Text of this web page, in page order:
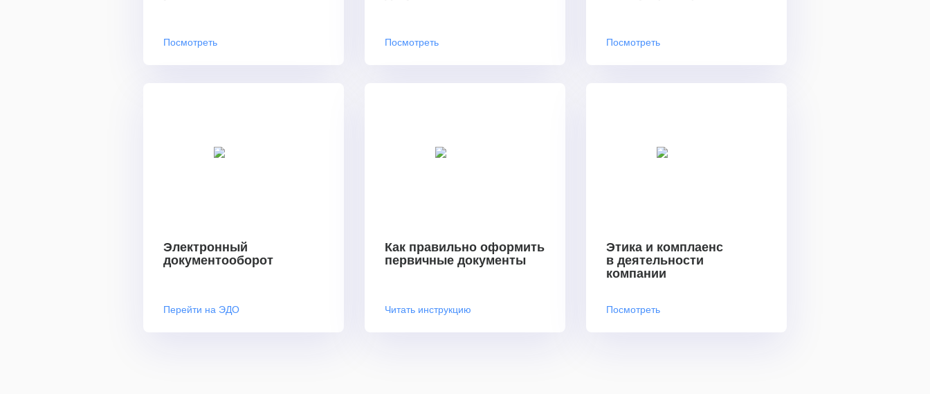
Посмотреть Посмотреть Посмотреть
Электронный
документооборот
Перейти на ЭДО
Как правильно оформить
первичные документы
Читать инструкцию
Этика и комплаенс
в деятельности
компании
Посмотреть